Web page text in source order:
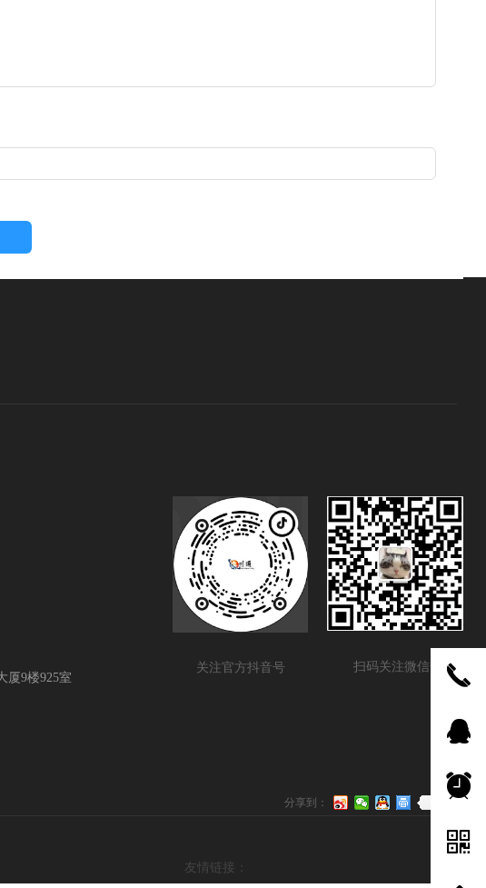
关注官方抖音号 扫码关注微信号
厦9楼925室
分享到：
友情链接：
끅
뀩
뀥
낃